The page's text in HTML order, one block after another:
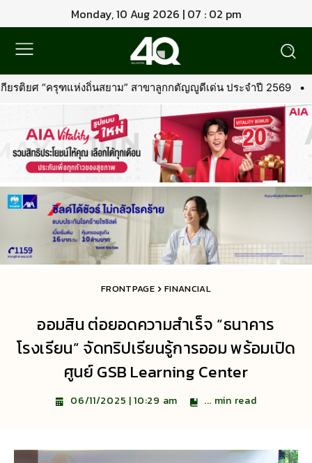
Monday, 10 Aug 2026 | 07 : 02 pm
ตัญญูดีเด่น ประจำปี 2569•พีทีที สเตชั่น เปิดแคมเปญวันแม่ แจก
FRONTPAGE FINANCIAL
ออมสิน ต่อยอดความสำเร็จ “ธนาคาร
โรงเรียน” จัดทริปเรียนรู้การออม พร้อมเปิด
ศูนย์ GSB Learning Center
06/11/2025 | 10:29 am ... min read